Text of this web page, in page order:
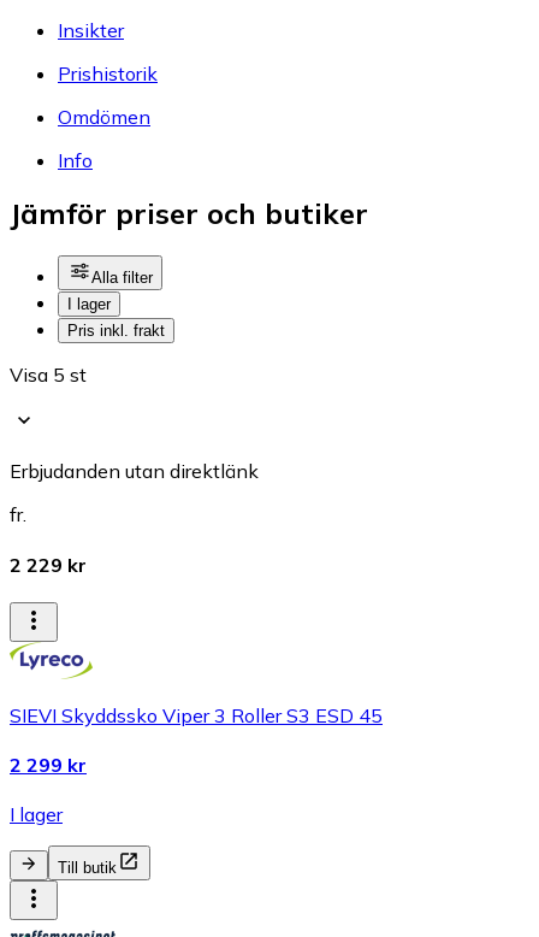
Insikter
Prishistorik
Omdömen
Info
Jämför priser och butiker
Alla filter
I lager
Pris inkl. frakt
Visa 5 st
Erbjudanden utan direktlänk
fr.
2 229 kr
SIEVI Skyddssko Viper 3 Roller S3 ESD 45
2 299 kr
I lager
Till butik